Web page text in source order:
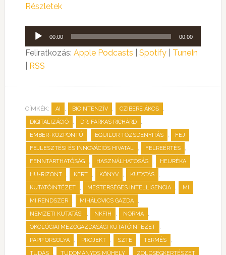
Részletek
Audió
lejátszó
00:00 00:00
Feliratkozás: Apple Podcasts Spotify| TuneIn
RSS
CÍMKÉK: AI , BIOINTENZÍV , CZIBERE ÁKOS ,
DIGITALIZÁCIÓ , DR. FARKAS RICHÁRD ,
EMBER-KÖZPONTÚ , EQUILOR TŐZSDENYITÁS , FEJ ,
FEJLESZTÉSI ÉS INNOVÁCIÓS HIVATAL , FÉLREÉRTÉS ,
FENNTARTHATÓSÁG , HASZNÁLHATÓSÁG , HEURÉKA ,
HU-RIZONT , KERT , KÖNYV , KUTATÁS ,
KUTATÓINTÉZET , MESTERSÉGES INTELLIGENCIA , MI ,
MI RENDSZER , MIHÁLOVICS GAZDA ,
NEMZETI KUTATÁSI , NKFIH , NORMA ,
ÖKOLÓGIAI MEZŐGAZDASÁGI KUTATÓINTÉZET ,
PAPP ORSOLYA , PROJEKT , SZTE , TERMÉS ,
TUDÁS , TUDOMÁNYOS MŰHELY , ZÖLDSÉGKERTÉSZET